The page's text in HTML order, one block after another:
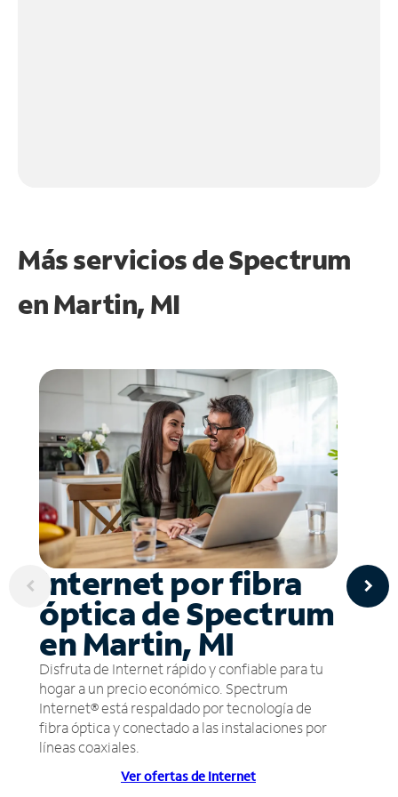
Más servicios de Spectrum
enMartin, MI
Internet por fibra
óptica de Spectrum
en Martin, MI
Disfruta de Internet rápido y confiable para tu
hogar a un precio económico. Spectrum
Internet® está respaldado por tecnología de
fibra óptica y conectado a las instalaciones por
líneas coaxiales.
Ver ofertas de Internet